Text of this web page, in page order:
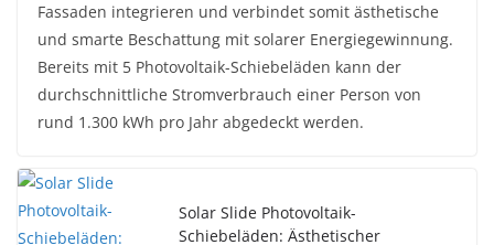
Fassaden integrieren und verbindet somit ästhetische
und smarte Beschattung mit solarer Energiegewinnung.
Bereits mit 5 Photovoltaik-Schiebeläden kann der
durchschnittliche Stromverbrauch einer Person von
rund 1.300 kWh pro Jahr abgedeckt werden.
Solar Slide Photovoltaik-
Schiebeläden: Ästhetischer